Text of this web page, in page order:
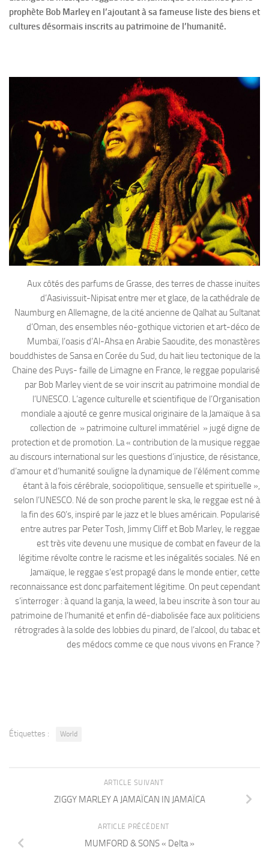
prophète Bob Marley en l’ajoutant à sa fameuse liste des biens et
cultures désormais inscrits au patrimoine de l’humanité.
Aux côtés des parfums de Grasse, des terres de chasse inuites
d’Aasivissuit-Nipisat entre mer et glace, de la cathédrale de
Naumburg en Allemagne, de la cité ancienne de Qalhat au Sultanat
d’Oman, des ensembles néo-gothique victorien et art-déco de
Mumbaï, l’oasis d’Al-Ahsa en Arabie Saoudite, des monastères
bouddhistes de Sansa en Corée du Sud, du hait lieu tectonique de la
Chaine des Puys- faille de Limagne en France, le reggae popularisé
par Bob Marley vient de se voir inscrit au patrimoine mondial de
l’UNESCO. L’agence culturelle et scientifique de l’Organisation
mondiale a ajouté ce genre musical originaire de la Jamaïque à sa
collection de » patrimoine culturel immatériel » jugé digne de
protection et de promotion. La « contribution de la musique reggae
au discours international sur les questions d’injustice, de résistance,
d’amour et d’humanité souligne la dynamique de l’élément comme
étant à la fois cérébrale, sociopolitique, sensuelle et spirituelle »,
selon l’UNESCO. Né de son proche parent le ska, le reggae est né à
la fin des 60’s, inspiré par le jazz et le blues américain. Popularisé
entre autres par Peter Tosh, Jimmy Cliff et Bob Marley, le reggae
est très vite devenu une musique de combat en faveur de la
légitime révolte contre le racisme et les inégalités sociales. Né en
Jamaïque, le reggae s’est propagé dans le monde entier, cette
reconnaissance est donc parfaitement légitime. On peut cependant
s’interroger : à quand la ganja, la weed, la beu inscrite à son tour au
patrimoine de l’humanité et enfin dé-diabolisée face aux politiciens
rétrogrades à la solde des lobbies du pinard, de l’alcool, du tabac et
des médocs comme ce que nous vivons en France ?
Étiquettes : World
ARTICLE SUIVANT
ZIGGY MARLEY A JAMAÏCAN IN JAMAÏCA
ARTICLE PRÉCÉDENT
MUMFORD & SONS « Delta »